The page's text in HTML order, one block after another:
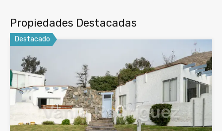
Propiedades Destacadas
Destacado